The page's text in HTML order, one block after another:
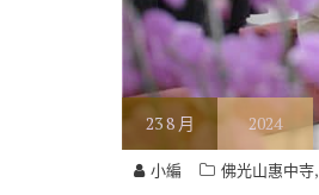
238 月 2024
小編 佛光山惠中寺,